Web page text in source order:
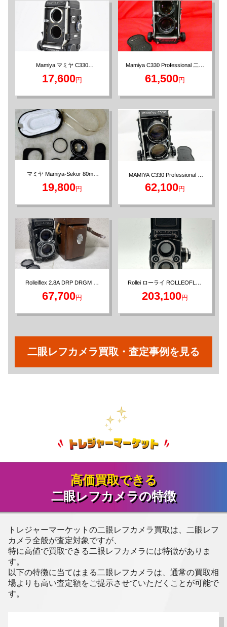
Mamiya マミヤ C330
17,600円
Mamiya C330 Professional 二眼
61,500円
マミヤ Mamiya-Sekor 80mm
メラ用レンズ
19,800円
MAMIYA C330 Professional S
レフカメラ
62,100円
Rolleiflex 2.8A DRP DRGM 二
Opton Tessar 80mm/F2.8
67,700円
Rollei ローライ ROLLEOFLEX
203,100円
二眼レフカメラ買取・査定事例を見る
高価買取できる
二眼レフカメラの特徴
トレジャーマーケットの二眼レフカメラ買取は、二眼レフ
カメラ全般が査定対象ですが、
特に高値で買取できる二眼レフカメラには特徴がありま
す。
以下の特徴に当てはまる二眼レフカメラは、通常の買取相
場よりも高い査定額をご提示させていただくことが可能で
す。